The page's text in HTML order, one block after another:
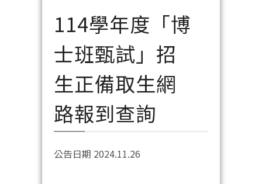
114學年度「博
士班甄試」招
生正備取生網
路報到查詢
公告日期 2024.11.26